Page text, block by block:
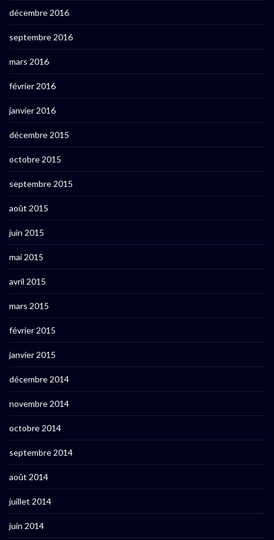
décembre 2016
septembre 2016
mars 2016
février 2016
janvier 2016
décembre 2015
octobre 2015
septembre 2015
août 2015
juin 2015
mai 2015
avril 2015
mars 2015
février 2015
janvier 2015
décembre 2014
novembre 2014
octobre 2014
septembre 2014
août 2014
juillet 2014
juin 2014